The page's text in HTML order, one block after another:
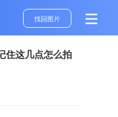
找回图片
住这几点怎么拍